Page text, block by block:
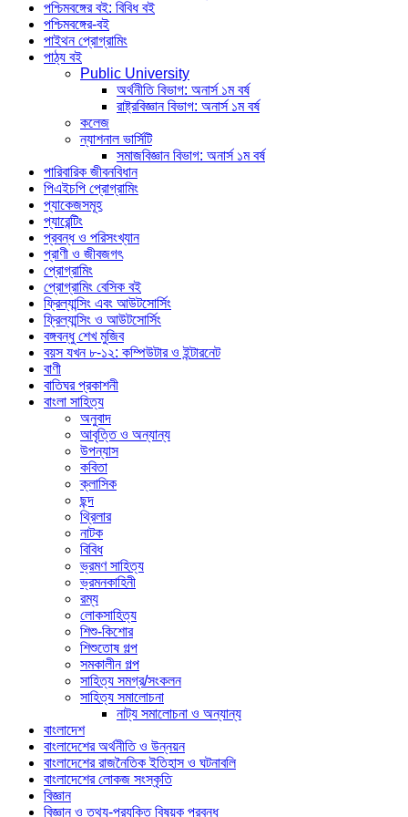
পশ্চিমবঙ্গের বই: বিবিধ বই
পশ্চিমবঙ্গের-বই
পাইথন প্রোগ্রামিং
পাঠ্য বই
Public University
অর্থনীতি বিভাগ: অনার্স ১ম বর্ষ
রাষ্ট্রবিজ্ঞান বিভাগ: অনার্স ১ম বর্ষ
কলেজ
ন্যাশনাল ভার্সিটি
সমাজবিজ্ঞান বিভাগ: অনার্স ১ম বর্ষ
পারিবারিক জীবনবিধান
পিএইচপি প্রোগ্রামিং
প্যাকেজসমূহ
প্যারেন্টিং
প্রবন্ধ ও পরিসংখ্যান
প্রাণী ও জীবজগৎ
প্রোগ্রামিং
প্রোগ্রামিং বেসিক বই
ফ্রিল্যান্সিং এবং আউটসোর্সিং
ফ্রিল্যান্সিং ও আউটসোর্সিং
বঙ্গবন্ধু শেখ মুজিব
বয়স যখন ৮-১২: কম্পিউটার ও ইন্টারনেট
বাণী
বাতিঘর প্রকাশনী
বাংলা সাহিত্য
অনুবাদ
আবৃত্তি ও অন্যান্য
উপন্যাস
কবিতা
ক্লাসিক
ছন্দ
থ্রিলার
নাটক
বিবিধ
ভ্রমণ সাহিত্য
ভ্রমনকাহিনী
রম্য
লোকসাহিত্য
শিশু-কিশোর
শিশুতোষ গল্প
সমকালীন গল্প
সাহিত্য সমগ্র/সংকলন
সাহিত্য সমালোচনা
নাট্য সমালোচনা ও অন্যান্য
বাংলাদেশ
বাংলাদেশের অর্থনীতি ও উন্নয়ন
বাংলাদেশের রাজনৈতিক ইতিহাস ও ঘটনাবলি
বাংলাদেশের লোকজ সংস্কৃতি
বিজ্ঞান
বিজ্ঞান ও তথ্য-প্রযুক্তি বিষয়ক প্রবন্ধ